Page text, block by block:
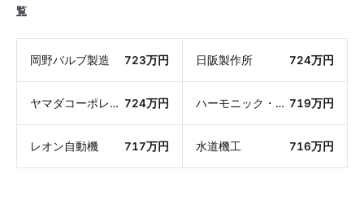
覧
岡野バルブ製造 723万円 日阪製作所 724万円
ヤマダコーポレーション 724万円 ハーモニック・ドライブ・システムズ 719万円
レオン自動機 717万円 水道機工 716万円